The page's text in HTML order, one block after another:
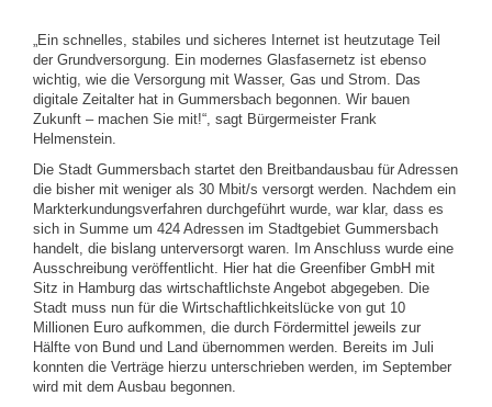
„Ein schnelles, stabiles und sicheres Internet ist heutzutage Teil
der Grundversorgung. Ein modernes Glasfasernetz ist ebenso
wichtig, wie die Versorgung mit Wasser, Gas und Strom. Das
digitale Zeitalter hat in Gummersbach begonnen. Wir bauen
Zukunft – machen Sie mit!“, sagt Bürgermeister Frank
Helmenstein.
Die Stadt Gummersbach startet den Breitbandausbau für Adressen
die bisher mit weniger als 30 Mbit/s versorgt werden. Nachdem ein
Markterkundungsverfahren durchgeführt wurde, war klar, dass es
sich in Summe um 424 Adressen im Stadtgebiet Gummersbach
handelt, die bislang unterversorgt waren. Im Anschluss wurde eine
Ausschreibung veröffentlicht. Hier hat die Greenfiber GmbH mit
Sitz in Hamburg das wirtschaftlichste Angebot abgegeben. Die
Stadt muss nun für die Wirtschaftlichkeitslücke von gut 10
Millionen Euro aufkommen, die durch Fördermittel jeweils zur
Hälfte von Bund und Land übernommen werden. Bereits im Juli
konnten die Verträge hierzu unterschrieben werden, im September
wird mit dem Ausbau begonnen.